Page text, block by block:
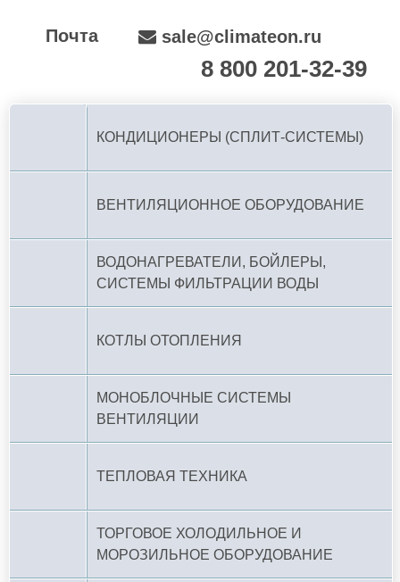
Почта sale@climateon.ru
8 800 201-32-39
КОНДИЦИОНЕРЫ (СПЛИТ-СИСТЕМЫ)
ВЕНТИЛЯЦИОННОЕ ОБОРУДОВАНИЕ
ВОДОНАГРЕВАТЕЛИ, БОЙЛЕРЫ,
СИСТЕМЫ ФИЛЬТРАЦИИ ВОДЫ
КОТЛЫ ОТОПЛЕНИЯ
МОНОБЛОЧНЫЕ СИСТЕМЫ
ВЕНТИЛЯЦИИ
ТЕПЛОВАЯ ТЕХНИКА
ТОРГОВОЕ ХОЛОДИЛЬНОЕ И
МОРОЗИЛЬНОЕ ОБОРУДОВАНИЕ